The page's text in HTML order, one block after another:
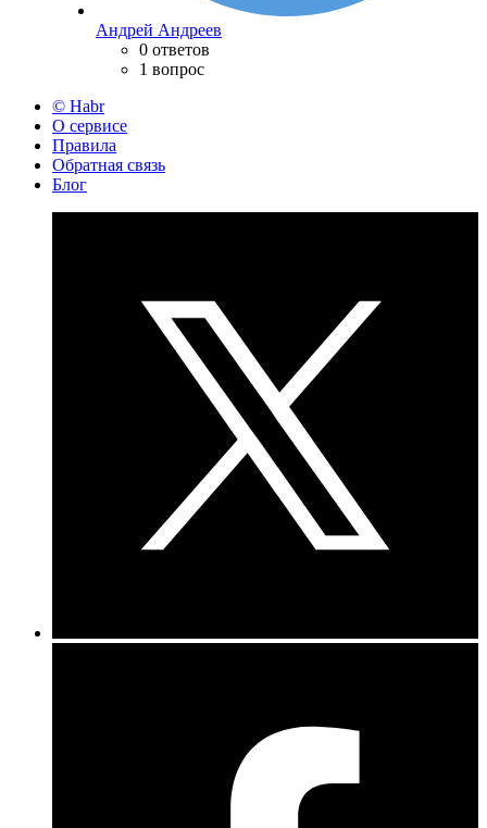
Андрей Андреев
0 ответов
1 вопрос
© Habr
О сервисе
Правила
Обратная связь
Блог